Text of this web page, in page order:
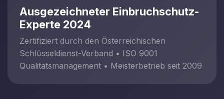
Ausgezeichneter Einbruchschutz-
Experte 2024
Zertifiziert durch den Österreichischen
Schlüsseldienst-Verband • ISO 9001
Qualitätsmanagement • Meisterbetrieb seit 2009